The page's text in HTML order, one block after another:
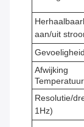
aan/uit
Afwijking
Resolutie/
1Hz)